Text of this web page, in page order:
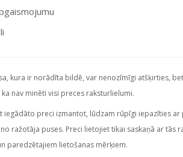
kura ir norādīta bildē, var nenozīmīgi atšķirties,
nav minēti visi preces raksturlielumi.
iegādāto preci izmantot, lūdzam rūpīgi iepazīties
ražotāja puses. Preci lietojiet tikai saskaņā ar tās
paredzētajiem lietošanas mērķiem.